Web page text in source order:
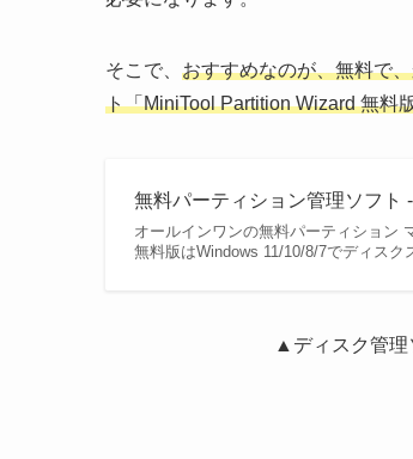
そこで、 おすすめなのが、無料で
ト「MiniTool Partition Wizard 無料
無料パーティション管理ソフト
オールインワンの無料パーティション
無料版はWindows 11/10/8/7でディスク
▲ディスク管理